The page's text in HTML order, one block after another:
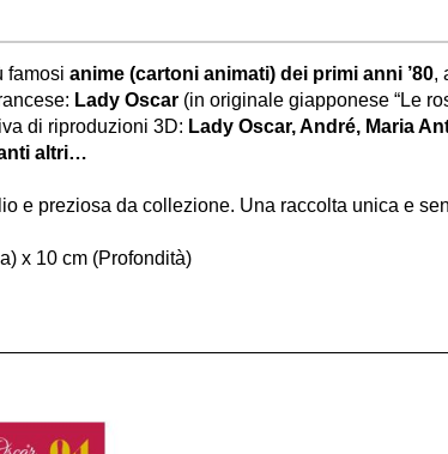
famosi anime (cartoni animati) dei primi anni ’80,
Lady Oscar (in originale giapponese “Le
di riproduzioni 3D: Lady Oscar, André, Maria
altri…
e preziosa da collezione. Una raccolta unica e
x 10 cm (Profondità)